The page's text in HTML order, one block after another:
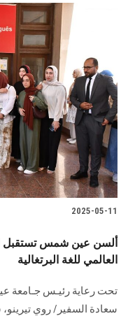
2025-05-11
ألسن عين شمس تستقبل
العالمي للغة البرتغالية
تحت رعاية رئيـس جـامعة
سعادة السفير/ روي